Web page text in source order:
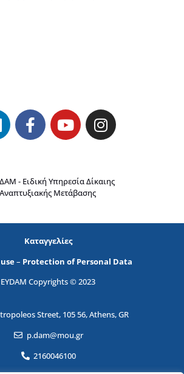
Καταγγελίες
– Protection of Personal Data
EYDAM Copyrights © 2023
Street, 105 56, Athens, GR
p.dam@mou.gr
2160046100